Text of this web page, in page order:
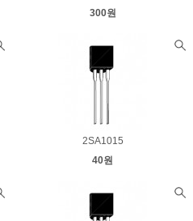
300원
2SA1015
40원